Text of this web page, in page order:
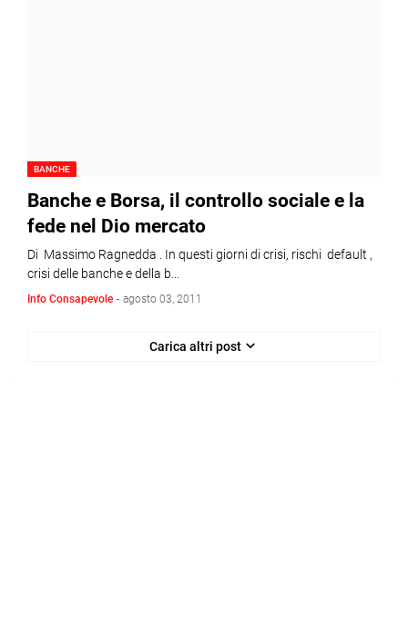
BANCHE
Banche e Borsa, il controllo sociale e la
fede nel Dio mercato
Di Massimo Ragnedda . In questi giorni di crisi, rischi default ,
crisi delle banche e della b…
Info Consapevole - agosto 03, 2011
Carica altri post